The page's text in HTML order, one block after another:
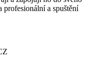
profesionální a spuštění